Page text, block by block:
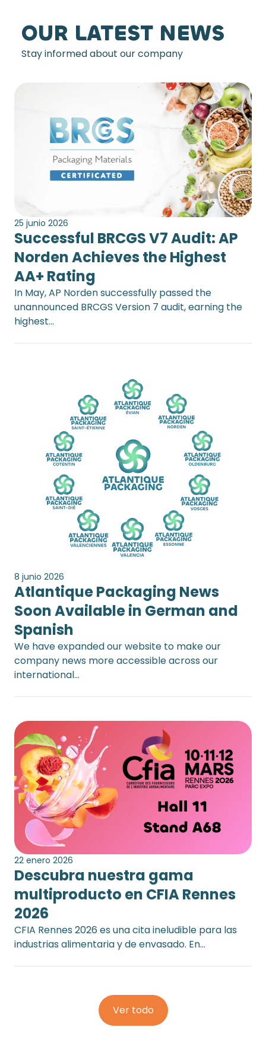
OUR LATEST NEWS
Stay informed about our company
25 junio 2026
Successful BRCGS V7 Audit: AP
Norden Achieves the Highest
AA+ Rating
In May, AP Norden successfully passed the
unannounced BRCGS Version 7 audit, earning the
highest…
8 junio 2026
Atlantique Packaging News
Soon Available in German and
Spanish
We have expanded our website to make our
company news more accessible across our
international…
22 enero 2026
Descubra nuestra gama
multiproducto en CFIA Rennes
2026
CFIA Rennes 2026 es una cita ineludible para las
industrias alimentaria y de envasado. En…
Ver todo